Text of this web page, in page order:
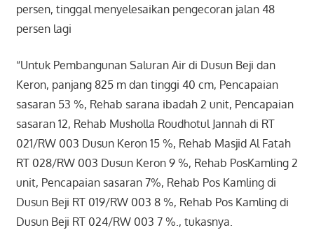
persen, tinggal menyelesaikan pengecoran jalan 48
persen lagi
“Untuk Pembangunan Saluran Air di Dusun Beji dan
Keron, panjang 825 m dan tinggi 40 cm, Pencapaian
sasaran 53 %, Rehab sarana ibadah 2 unit, Pencapaian
sasaran 12, Rehab Musholla Roudhotul Jannah di RT
021/RW 003 Dusun Keron 15 %, Rehab Masjid Al Fatah
RT 028/RW 003 Dusun Keron 9 %, Rehab PosKamling 2
unit, Pencapaian sasaran 7%, Rehab Pos Kamling di
Dusun Beji RT 019/RW 003 8 %, Rehab Pos Kamling di
Dusun Beji RT 024/RW 003 7 %., tukasnya.